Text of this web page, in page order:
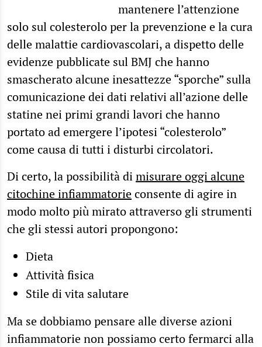
mantenere l’attenzione
solo sul colesterolo per la prevenzione e la cura
delle malattie cardiovascolari, a dispetto delle
evidenze pubblicate sul BMJ che hanno
smascherato alcune inesattezze “sporche” sulla
comunicazione dei dati relativi all’azione delle
statine nei primi grandi lavori che hanno
portato ad emergere l’ipotesi “colesterolo”
come causa di tutti i disturbi circolatori.
Di certo, la possibilità dimisurare oggi alcune
citochine infiammatorieconsente di agire in
modo molto più mirato attraverso gli strumenti
che gli stessi autori propongono:
Dieta
Attività fisica
Stile di vita salutare
Ma se dobbiamo pensare alle diverse azioni
infiammatorie non possiamo certo fermarci alla